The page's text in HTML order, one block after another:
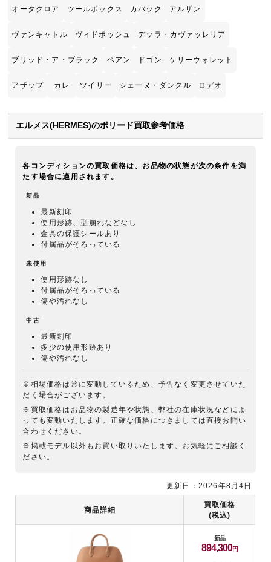
オータクロア ツールボックス カバック アルザン
ヴァンキャトル ヴィドポッシュ デッラ・カヴァッレリア
ブリッド・ア・ブラック ベアン ドゴン ケリーウォレット
アザップ カレ ツイリー シェーヌ・ダンクル ロデオ
エルメス(HERMES)のボリード買取参考価格
各コンディションの買取価格は、お品物の状態が次の条件を満
たす場合に適用されます。
新品
最新刻印
使用形跡、型崩れなどなし
金具の保護シールあり
付属品がそろっている
未使用
使用形跡なし
付属品がそろっている
傷や汚れなし
中古
最新刻印
多少の使用形跡あり
傷や汚れなし
※相場価格は常に変動しているため、予告なく変更させていた
だく場合がございます。
※買取価格はお品物の製造年や状態、弊社の在庫状況などによ
っても変動いたします。正確な価格につきましては直接お問い
合わせください。
※掲載モデル以外もお買い取りいたします。お気軽にご相談く
ださい。
商品詳細
買取価格
(税込)
新品
894,300
更新日：2026年8月4日